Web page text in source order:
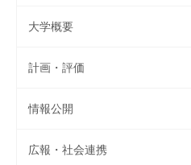
大学概要
計画・評価
情報公開
広報・社会連携